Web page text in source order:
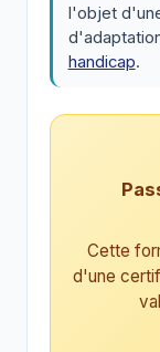
l'objet
handicap.
Cette
d'une